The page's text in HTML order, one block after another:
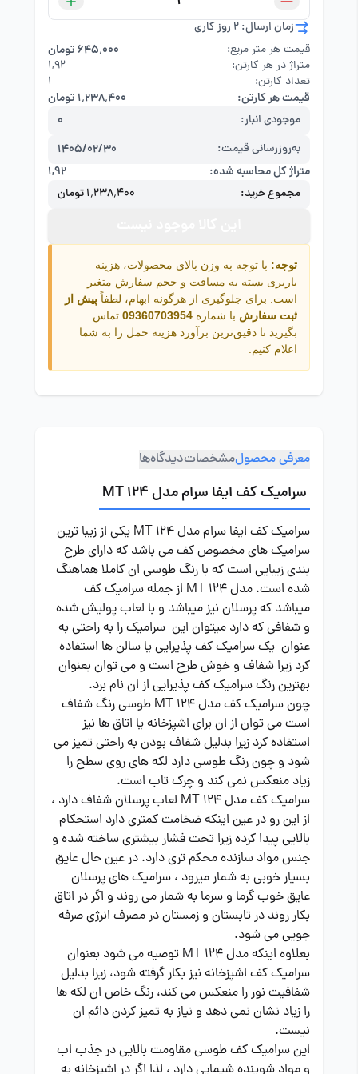
زمان ارسال: 2 روز کاری
قیمت هر متر مربع:
۶۴۵٬۰۰۰ تومان
متراژ در هر کارتن:
۱,۹۲
تعداد کارتن:
1
قیمت هر کارتن: ۱٬۲۳۸٬۴۰۰ تومان
موجودی انبار: 0
به‌روزرسانی قیمت:
1405/02/30
متراژ کل محاسبه شده:
۱,۹۲
مجموع خرید: ۱٬۲۳۸٬۴۰۰ تومان
توجه: با توجه به وزن بالای محصولات، هزینه
باربری بسته به مسافت و حجم سفارش متغیر
است. برای جلوگیری از هرگونه ابهام، لطفاً پیش از
ثبت سفارش با شماره 09360703954 تماس
بگیرید تا دقیق‌ترین برآورد هزینه حمل را به شما
اعلام کنیم.
معرفی محصولمشخصاتدیدگاه‌ها
سرامیک کف ایفا سرام مدل MT 124
سرامیک کف ایفا سرام مدل MT 124 یکی از زیبا ترین
سرامیک های مخصوص کف می باشد که دارای طرح
بندی زیبایی است که با رنگ طوسی ان کاملا هماهنگ
شده است. مدل MT 124 از جمله سرامیک کف
میباشد که پرسلان نیز میباشد و با لعاب پولیش شده
و شفافی که دارد میتوان این سرامیک را به راحتی به
عنوان یک سرامیک کف پذیرایی یا سالن ها استفاده
کرد زیرا شفاف و خوش طرح است و می توان بعنوان
بهترین رنگ سرامیک کف پذیرایی از ان نام برد.
چون سرامیک کف مدل MT 124 طوسی رنگ شفاف
است می توان از ان برای اشپزخانه یا اتاق ها نیز
استفاده کرد زیرا بدلیل شفاف بودن به راحتی تمیز می
شود و چون رنگ طوسی دارد لکه های روی سطح را
زیاد منعکس نمی کند و چرک تاب است.
سرامیک کف مدل MT 124 لعاب پرسلان شفاف دارد ،
از این رو در عین اینکه ضخامت کمتری دارد استحکام
بالایی پیدا کرده زیرا تحت فشار بیشتری ساخته شده و
جنس مواد سازنده محکم تری دارد. در عین حال عایق
بسیار خوبی به شمار میرود ، سرامیک های پرسلان
عایق خوب گرما و سرما به شمار می روند و اگر در اتاق
بکار روند در تابستان و زمستان در مصرف انرژی صرفه
جویی می شود.
بعلاوه اینکه مدل MT 124 توصیه می شود بعنوان
سرامیک کف اشپزخانه نیز بکار گرفته شود، زیرا بدلیل
شفافیت نور را منعکس می کند، رنگ خاص ان لکه ها
را زیاد نشان نمی دهد و نیاز به تمیز کردن دائم ان
نیست.
این سرامیک کف طوسی مقاومت بالایی در جذب اب
و مواد شوینده شیمایی دارد ، لذا اگر در اشپزخانه به